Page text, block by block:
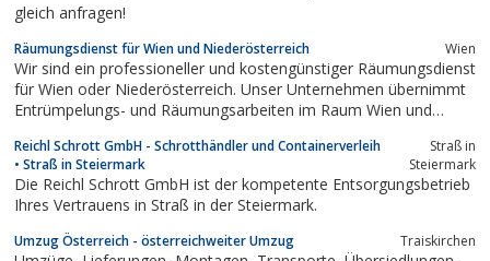
gleich anfragen!
Räumungsdienst für Wien und Niederösterreich Wien
Wir sind ein professioneller und kostengünstiger Räumungsdienst
für Wien oder Niederösterreich. Unser Unternehmen übernimmt
Entrümpelungs- und Räumungsarbeiten im Raum Wien und
kostengünstig durch. Während eines kostenlosen
Besichtigungstermins werden alle Aufwände...
Reichl Schrott GmbH - Schrotthändler und Containerverleih
• Straß in Steiermark
Straß in
Steiermark
Die Reichl Schrott GmbH ist der kompetente Entsorgungsbetrieb
Ihres Vertrauens in Straß in der Steiermark.
Umzug Österreich - österreichweiter Umzug Traiskirchen